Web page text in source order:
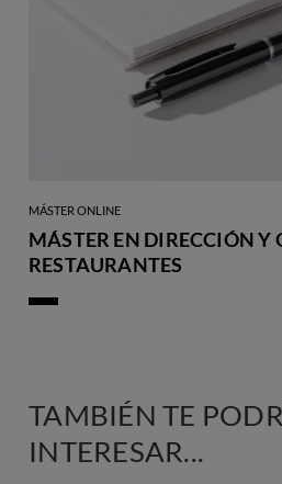
MÁSTER ONLINE
MÁSTER EN DIRECCIÓN Y
RESTAURANTES
TAMBIÉN TE
INTERESAR...